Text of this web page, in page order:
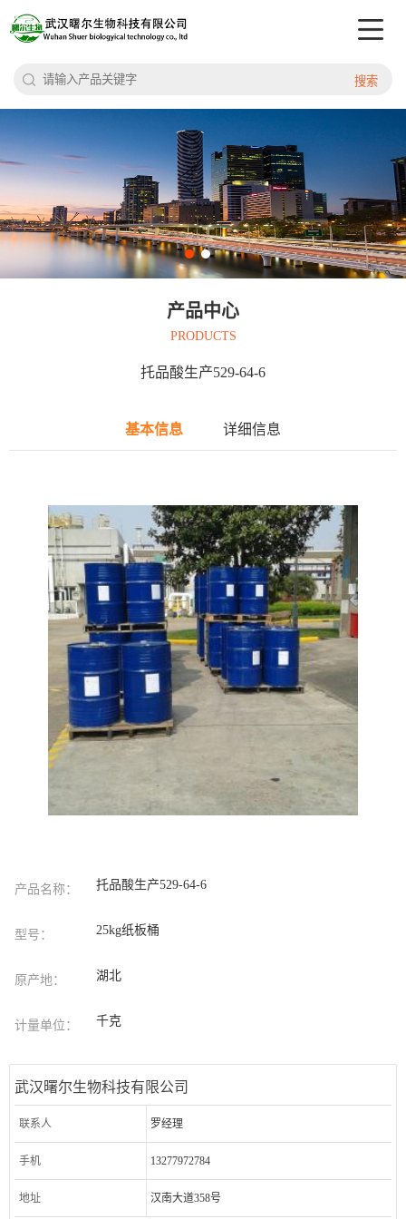
搜索
产品中心
PRODUCTS
托品酸生产529-64-6
基本信息 详细信息
产品名称： 托品酸生产529-64-6
型号： 25kg纸板桶
原产地： 湖北
计量单位： 千克
武汉曙尔生物科技有限公司
联系人 罗经理
手机 13277972784
地址 汉南大道358号